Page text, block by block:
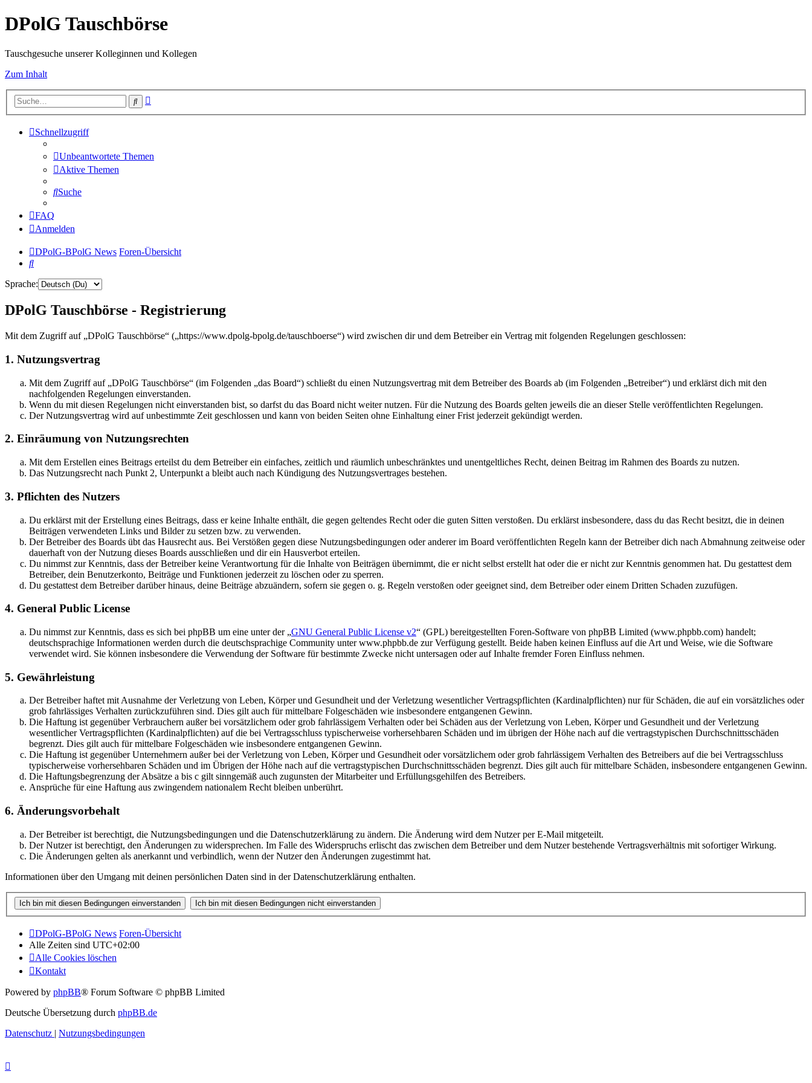
DPolG Tauschbörse
Tauschgesuche unserer Kolleginnen und Kollegen
Zum Inhalt
Suche
Schnellzugriff
Unbeantwortete Themen
Aktive Themen
Suche
FAQ
Anmelden
DPolG-BPolG News Foren-Übersicht
Suche
Sprache:
DPolG Tauschbörse - Registrierung
Mit dem Zugriff auf „DPolG Tauschbörse“ („https://www.dpolg-bpolg.de/tauschboerse“) wird zwischen dir und dem Betreiber ein Vertrag mit folgenden Regelungen geschlossen:
1. Nutzungsvertrag
Mit dem Zugriff auf „DPolG Tauschbörse“ (im Folgenden „das Board“) schließt du einen Nutzungsvertrag mit dem Betreiber des Boards ab (im Folgenden „Betreiber“) und erklärst dich mit den
nachfolgenden Regelungen einverstanden.
Wenn du mit diesen Regelungen nicht einverstanden bist, so darfst du das Board nicht weiter nutzen. Für die Nutzung des Boards gelten jeweils die an dieser Stelle veröffentlichten Regelungen.
Der Nutzungsvertrag wird auf unbestimmte Zeit geschlossen und kann von beiden Seiten ohne Einhaltung einer Frist jederzeit gekündigt werden.
2. Einräumung von Nutzungsrechten
Mit dem Erstellen eines Beitrags erteilst du dem Betreiber ein einfaches, zeitlich und räumlich unbeschränktes und unentgeltliches Recht, deinen Beitrag im Rahmen des Boards zu nutzen.
Das Nutzungsrecht nach Punkt 2, Unterpunkt a bleibt auch nach Kündigung des Nutzungsvertrages bestehen.
3. Pflichten des Nutzers
Du erklärst mit der Erstellung eines Beitrags, dass er keine Inhalte enthält, die gegen geltendes Recht oder die guten Sitten verstoßen. Du erklärst insbesondere, dass du das Recht besitzt, die in deinen
Beiträgen verwendeten Links und Bilder zu setzen bzw. zu verwenden.
Der Betreiber des Boards übt das Hausrecht aus. Bei Verstößen gegen diese Nutzungsbedingungen oder anderer im Board veröffentlichten Regeln kann der Betreiber dich nach Abmahnung zeitweise oder
dauerhaft von der Nutzung dieses Boards ausschließen und dir ein Hausverbot erteilen.
Du nimmst zur Kenntnis, dass der Betreiber keine Verantwortung für die Inhalte von Beiträgen übernimmt, die er nicht selbst erstellt hat oder die er nicht zur Kenntnis genommen hat. Du gestattest dem
Betreiber, dein Benutzerkonto, Beiträge und Funktionen jederzeit zu löschen oder zu sperren.
Du gestattest dem Betreiber darüber hinaus, deine Beiträge abzuändern, sofern sie gegen o. g. Regeln verstoßen oder geeignet sind, dem Betreiber oder einem Dritten Schaden zuzufügen.
4. General Public License
Du nimmst zur Kenntnis, dass es sich bei phpBB um eine unter der „GNU General Public License v2“ (GPL) bereitgestellten Foren-Software von phpBB Limited (www.phpbb.com) handelt;
deutschsprachige Informationen werden durch die deutschsprachige Community unter www.phpbb.de zur Verfügung gestellt. Beide haben keinen Einfluss auf die Art und Weise, wie die Software
verwendet wird. Sie können insbesondere die Verwendung der Software für bestimmte Zwecke nicht untersagen oder auf Inhalte fremder Foren Einfluss nehmen.
5. Gewährleistung
Der Betreiber haftet mit Ausnahme der Verletzung von Leben, Körper und Gesundheit und der Verletzung wesentlicher Vertragspflichten (Kardinalpflichten) nur für Schäden, die auf ein vorsätzliches oder
grob fahrlässiges Verhalten zurückzuführen sind. Dies gilt auch für mittelbare Folgeschäden wie insbesondere entgangenen Gewinn.
Die Haftung ist gegenüber Verbrauchern außer bei vorsätzlichem oder grob fahrlässigem Verhalten oder bei Schäden aus der Verletzung von Leben, Körper und Gesundheit und der Verletzung
wesentlicher Vertragspflichten (Kardinalpflichten) auf die bei Vertragsschluss typischerweise vorhersehbaren Schäden und im übrigen der Höhe nach auf die vertragstypischen Durchschnittsschäden
begrenzt. Dies gilt auch für mittelbare Folgeschäden wie insbesondere entgangenen Gewinn.
Die Haftung ist gegenüber Unternehmern außer bei der Verletzung von Leben, Körper und Gesundheit oder vorsätzlichem oder grob fahrlässigem Verhalten des Betreibers auf die bei Vertragsschluss
typischerweise vorhersehbaren Schäden und im Übrigen der Höhe nach auf die vertragstypischen Durchschnittsschäden begrenzt. Dies gilt auch für mittelbare Schäden, insbesondere entgangenen Gewinn.
Die Haftungsbegrenzung der Absätze a bis c gilt sinngemäß auch zugunsten der Mitarbeiter und Erfüllungsgehilfen des Betreibers.
Ansprüche für eine Haftung aus zwingendem nationalem Recht bleiben unberührt.
6. Änderungsvorbehalt
Der Betreiber ist berechtigt, die Nutzungsbedingungen und die Datenschutzerklärung zu ändern. Die Änderung wird dem Nutzer per E-Mail mitgeteilt.
Der Nutzer ist berechtigt, den Änderungen zu widersprechen. Im Falle des Widerspruchs erlischt das zwischen dem Betreiber und dem Nutzer bestehende Vertragsverhältnis mit sofortiger Wirkung.
Die Änderungen gelten als anerkannt und verbindlich, wenn der Nutzer den Änderungen zugestimmt hat.
Informationen über den Umgang mit deinen persönlichen Daten sind in der Datenschutzerklärung enthalten.
DPolG-BPolG News Foren-Übersicht
Alle Zeiten sind UTC+02:00
Alle Cookies löschen
Kontakt
Powered by phpBB® Forum Software © phpBB Limited
Deutsche Übersetzung durch phpBB.de
Datenschutz | Nutzungsbedingungen